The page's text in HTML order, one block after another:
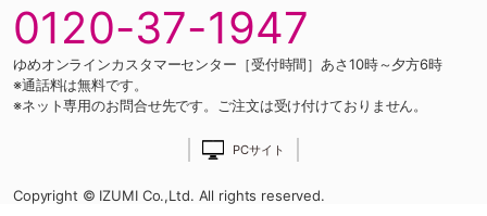
0120-37-1947
ゆめオンラインカスタマーセンター［受付時間］あさ10時～夕方6時
※通話料は無料です。
※ネット専用のお問合せ先です。ご注文は受け付けておりません。
PCサイト
Copyright © IZUMI Co.,Ltd. All rights reserved.